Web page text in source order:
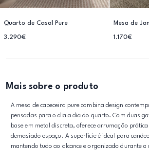
Quarto de Casal Pure
3.290€
Mesa de
1.170€
Mais sobre o produto
A mesa de cabeceira pure combina design
pensadas para o dia a dia do quarto. Com duas
base em metal discreta, oferece arrumação
demasiado espaço. A superfície é ideal para
mantendo tudo ao alcance e organizado durante a